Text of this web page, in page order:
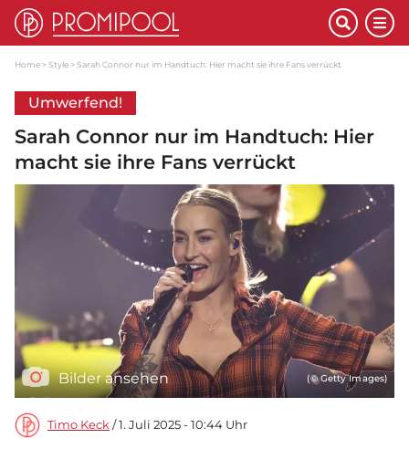
Home Style Sarah Connor nur im Handtuch: Hier macht sie ihre Fans verrückt
Umwerfend!
Sarah Connor nur im Handtuch: Hier
macht sie ihre Fans verrückt
Bilder ansehen (© Getty Images)
Timo Keck / 1. Juli 2025 - 10:44 Uhr